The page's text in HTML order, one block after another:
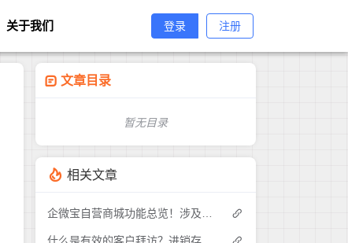
关于我们 登录 注册
文章目录
暂无目录
相关文章